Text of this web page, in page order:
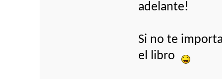
adelante!
Si no te
el libro